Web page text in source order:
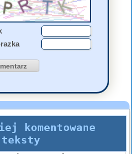
komentowane
teksty